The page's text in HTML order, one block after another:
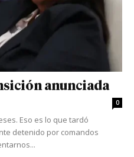
anunciada
0
Eso es lo que tardó
detenido por comandos